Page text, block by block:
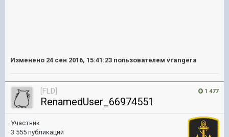
Изменено 24 сен 2016, 15:41:23 пользователем vrangera
1 477
[FLD]
RenamedUser_66974551
Участник
3 555 публикаций